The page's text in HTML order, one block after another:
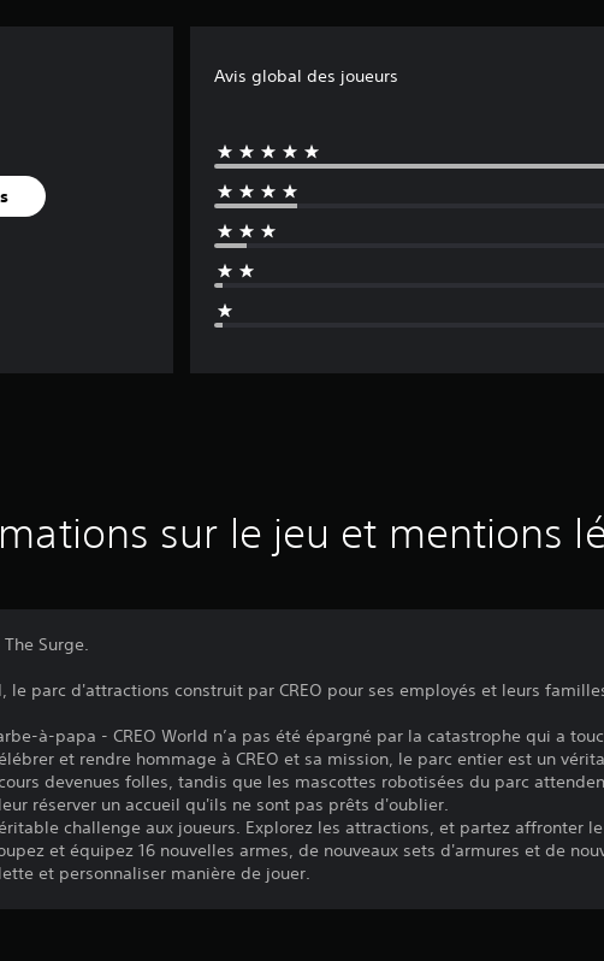
Avis global des joueurs
sur le jeu et mentions
Surge.
le parc d'attractions construit par CREO pour ses employés et leurs
à-papa - CREO World n’a pas été épargné par la catastrophe qui a
et rendre hommage à CREO et sa mission, le parc entier est un
devenues folles, tandis que les mascottes robotisées du parc
réserver un accueil qu'ils ne sont pas prêts d'oublier.
challenge aux joueurs. Explorez les attractions, et partez affronter
et équipez 16 nouvelles armes, de nouveaux sets d'armures et de
et personnaliser manière de jouer.